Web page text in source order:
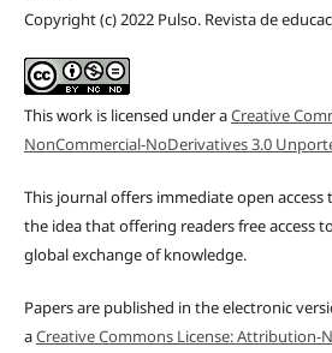
Copyright (c) 2022 Pulso. Revista de
This work is licensed under aCreative
NonCommercial-NoDerivatives 3.0
This journal offers immediate open
the idea that offering readers free access
global exchange of knowledge.
Papers are published in the electronic
aCreative Commons License: Attribution-